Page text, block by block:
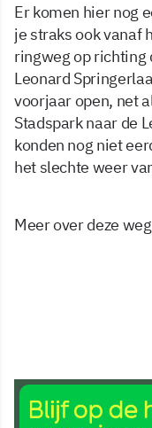
Er komen hier nog
je straks ook vanaf
ringweg op richting
Leonard
voorjaar open, net
Stadspark naar de
konden nog niet
het slechte weer
Meer over deze